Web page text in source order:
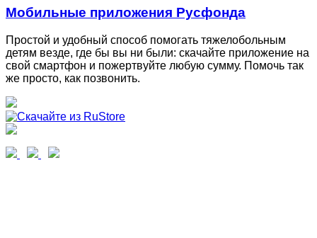
Мобильные приложения Русфонда
Простой и удобный способ помогать тяжелобольным
детям везде, где бы вы ни были: скачайте приложение на
свой смартфон и пожертвуйте любую сумму. Помочь так
же просто, как позвонить.